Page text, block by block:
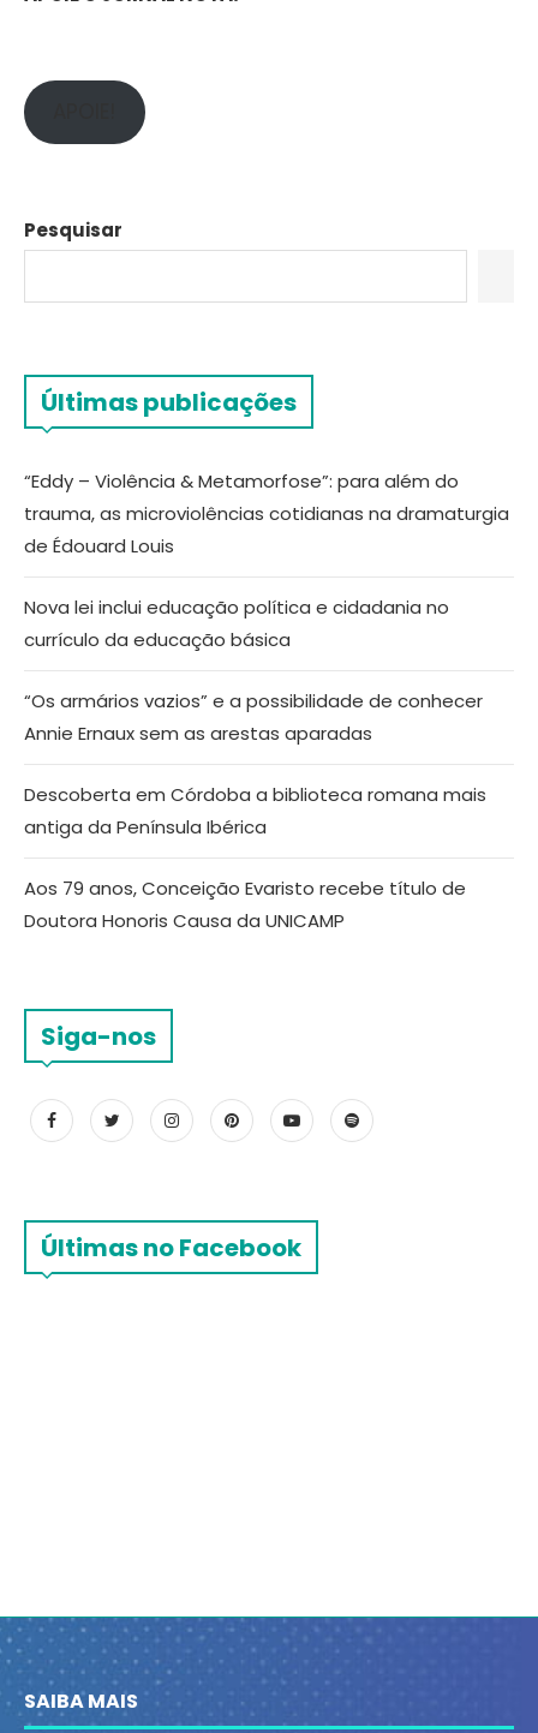
Pesquisar
Últimas publicações
“Eddy – Violência & Metamorfose”: para além do
trauma, as microviolências cotidianas na dramaturgia
de Édouard Louis
Nova lei inclui educação política e cidadania no
currículo da educação básica
“Os armários vazios” e a possibilidade de conhecer
Annie Ernaux sem as arestas aparadas
Descoberta em Córdoba a biblioteca romana mais
antiga da Península Ibérica
Aos 79 anos, Conceição Evaristo recebe título de
Doutora Honoris Causa da UNICAMP
Siga-nos
Últimas no Facebook
SAIBA MAIS